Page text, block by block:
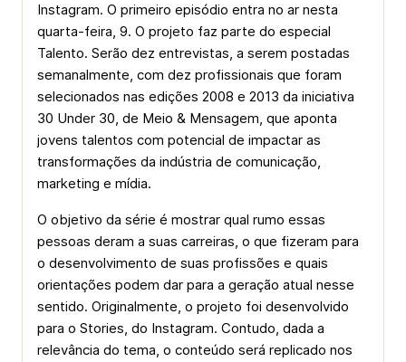
Instagram. O primeiro episódio entra no ar nesta
quarta-feira, 9. O projeto faz parte do especial
Talento. Serão dez entrevistas, a serem postadas
semanalmente, com dez profissionais que foram
selecionados nas edições 2008 e 2013 da iniciativa
30 Under 30, de Meio & Mensagem, que aponta
jovens talentos com potencial de impactar as
transformações da indústria de comunicação,
marketing e mídia.
O objetivo da série é mostrar qual rumo essas
pessoas deram a suas carreiras, o que fizeram para
o desenvolvimento de suas profissões e quais
orientações podem dar para a geração atual nesse
sentido. Originalmente, o projeto foi desenvolvido
para o Stories, do Instagram. Contudo, dada a
relevância do tema, o conteúdo será replicado nos